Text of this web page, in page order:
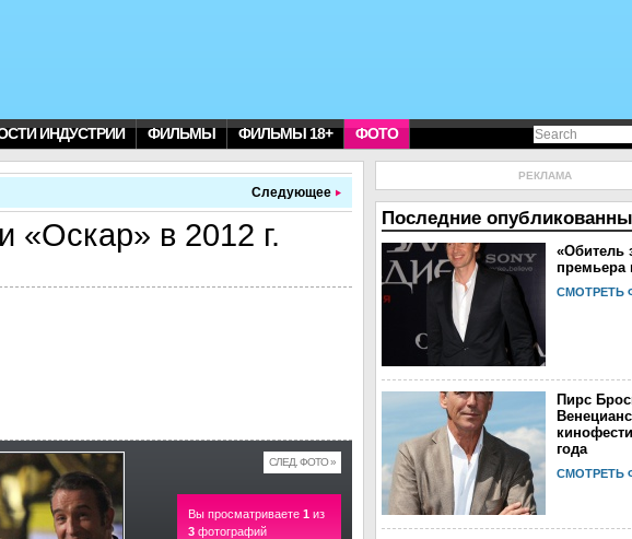
ИНДУСТРИИ ФИЛЬМЫ ФИЛЬМЫ 18+ ФОТО
Следующее
«Оскар» в 2012 г.
СЛЕД. ФОТО »
Вы просматриваете 1 из
3 фотографий
РЕКЛАМА
Последние
«Обитель
премьера
СМОТРЕТЬ
Пирс
года
СМОТРЕТЬ